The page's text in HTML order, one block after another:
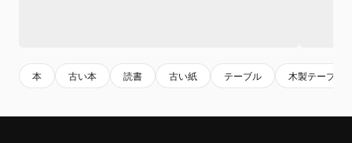
本 古い本 読書 古い紙 テーブル 木製テーブル